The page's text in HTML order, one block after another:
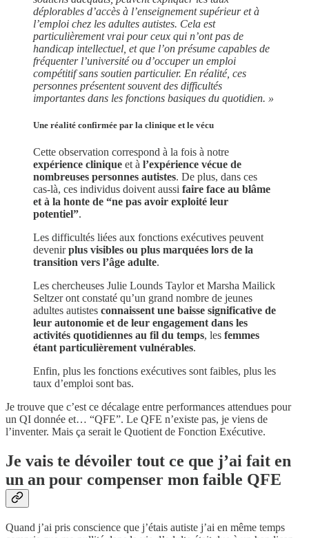
déplorables d’accès à l’enseignement supérieur et à
l’emploi chez les adultes autistes. Cela est
particulièrement vrai pour ceux qui n’ont pas de
handicap intellectuel, et que l’on présume capables de
fréquenter l’université ou d’occuper un emploi
compétitif sans soutien particulier. En réalité, ces
personnes présentent souvent des difficultés
importantes dans les fonctions basiques du quotidien. »
Une réalité confirmée par la clinique et le vécu
Cette observation correspond à la fois à notre
expérience clinique et à l’expérience vécue de
nombreuses personnes autistes. De plus, dans ces
cas-là, ces individus doivent aussi faire face au blâme
et à la honte de “ne pas avoir exploité leur
potentiel”.
Les difficultés liées aux fonctions exécutives peuvent
devenirplus visibles ou plus marquées lors de la
transition vers l’âge adulte.
Les chercheuses Julie Lounds Taylor et Marsha Mailick
Seltzer ont constaté qu’un grand nombre de jeunes
adultes autistes connaissent une baisse significative de
leur autonomie et de leur engagement dans les
activités quotidiennes au fil du temps, les femmes
étant particulièrement vulnérables.
Enfin, plus les fonctions exécutives sont faibles, plus les
taux d’emploi sont bas.
Je trouve que c’est ce décalage entre performances attendues pour
un QI donnée et… “QFE”. Le QFE n’existe pas, je viens de
l’inventer. Mais ça serait le Quotient de Fonction Exécutive.
Je vais te dévoiler tout ce que j’ai fait en
un an pour compenser mon faible QFE
Quand j’ai pris conscience que j’étais autiste j’ai en même temps